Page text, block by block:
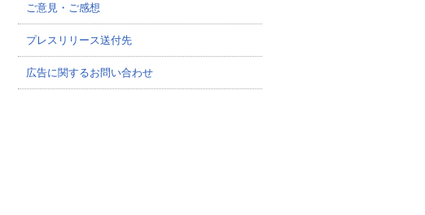
ご意見・ご感想
プレスリリース送付先
広告に関するお問い合わせ